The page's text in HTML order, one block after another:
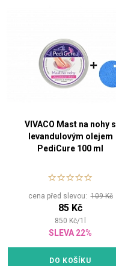
VIVACO Mast na nohy s
levandulovým olejem
PediCure 100 ml
cena před slevou:109 Kč
85 Kč
850 Kč/1
SLEVA 22%
DO KOŠÍKU